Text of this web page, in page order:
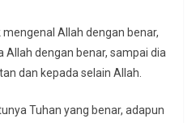
Allah dengan benar,
Allah dengan benar, sampai dia
dan kepada selain Allah.
Tuhan yang benar, adapun